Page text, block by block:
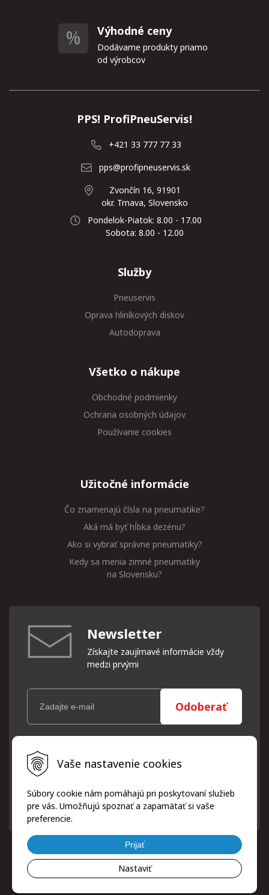
Vaše nastavenie cookies
Súbory cookie nám pomáhajú pri poskytovaní služieb
pre vás. Umožňujú spoznať a zapamätať si vaše
preferencie.
Prijať
Nastaviť
Výhodné ceny
Dodávame produkty priamo
od výrobcov
PPS! ProfiPneuServis!
+421 33 777 77 33
pps@profipneuservis.sk
Zvončín 16, 91901
okr. Trnava, Slovensko
Pondelok-Piatok: 8.00 - 17.00
Sobota: 8.00 - 12.00
Služby
Pneuservis
Oprava hliníkových diskov
Autodoprava
Všetko o nákupe
Obchodné podmienky
Ochrana osobných údajov
Používanie cookies
Užitočné informácie
Čo znamenajú čísla na pneumatike?
Aká má byť hĺbka dezénu?
Ako si vybrať správne pneumatiky?
Kedy sa menia zimné pneumatiky
na Slovensku?
Newsletter
Získajte zaujímavé informácie vždy
medzi prvými
Odoberať
Vaše osobné údaje (email) budeme spracovávať len za týmto
účelom v súlade s platnou legislatívou a zásadami ochrany
osobných údajov. Súhlas potvrdíte kliknutím na odkaz, ktorý
písomne, emailom alebo kliknutím na odkaz z ktoréhokoľvek
informačného emailu.
© 2026 ProfiPneuServis!